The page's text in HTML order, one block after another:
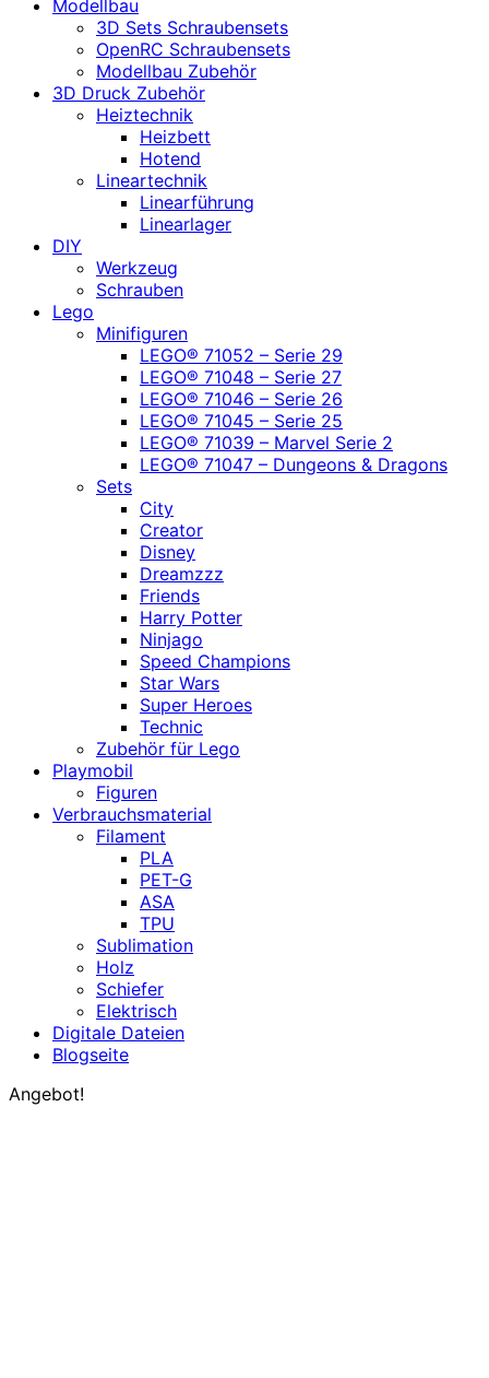
Modellbau
3D Sets Schraubensets
OpenRC Schraubensets
Modellbau Zubehör
3D Druck Zubehör
Heiztechnik
Heizbett
Hotend
Lineartechnik
Linearführung
Linearlager
DIY
Werkzeug
Schrauben
Lego
Minifiguren
LEGO® 71052 – Serie 29
LEGO® 71048 – Serie 27
LEGO® 71046 – Serie 26
LEGO® 71045 – Serie 25
LEGO® 71039 – Marvel Serie 2
LEGO® 71047 – Dungeons & Dragons
Sets
City
Creator
Disney
Dreamzzz
Friends
Harry Potter
Ninjago
Speed Champions
Star Wars
Super Heroes
Technic
Zubehör für Lego
Playmobil
Figuren
Verbrauchsmaterial
Filament
PLA
PET-G
ASA
TPU
Sublimation
Holz
Schiefer
Elektrisch
Digitale Dateien
Blogseite
Angebot!